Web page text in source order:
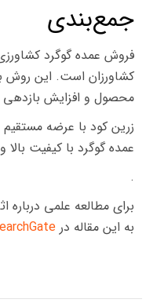
جمع‌بندی
فروش عمده گوگرد
کشاورزان است. این
محصول و افزایش
زرین کود با عرضه مستقیم
عمده گوگرد با کیفیت
.
برای مطالعه علمی درباره
به این مقاله در